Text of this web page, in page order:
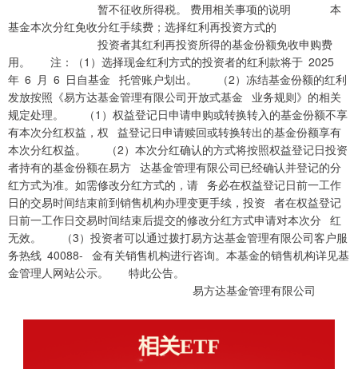
暂不征收所得税。 费用相关事项的说明 本
基金本次分红免收分红手续费；选择红利再投资方式的
投资者其红利再投资所得的基金份额免收申购费
用。 注：（1）选择现金红利方式的投资者的红利款将于 2025
年 6 月 6 日自基金 托管账户划出。 （2）冻结基金份额的红利
发放按照《易方达基金管理有限公司开放式基金 业务规则》的相关
规定处理。 （1）权益登记日申请申购或转换转入的基金份额不享
有本次分红权益，权 益登记日申请赎回或转换转出的基金份额享有
本次分红权益。 （2）本次分红确认的方式将按照权益登记日投资
者持有的基金份额在易方 达基金管理有限公司已经确认并登记的分
红方式为准。如需修改分红方式的，请 务必在权益登记日前一工作
日的交易时间结束前到销售机构办理变更手续，投资 者在权益登记
日前一工作日交易时间结束后提交的修改分红方式申请对本次分 红
无效。 （3）投资者可以通过拨打易方达基金管理有限公司客户服
务热线 40088- 金有关销售机构进行咨询。本基金的销售机构详见基
金管理人网站公示。 特此公告。
易方达基金管理有限公司